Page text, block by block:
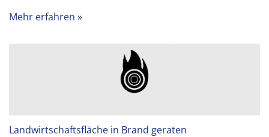
Mehr erfahren
Landwirtschaftsfläche in Brand geraten